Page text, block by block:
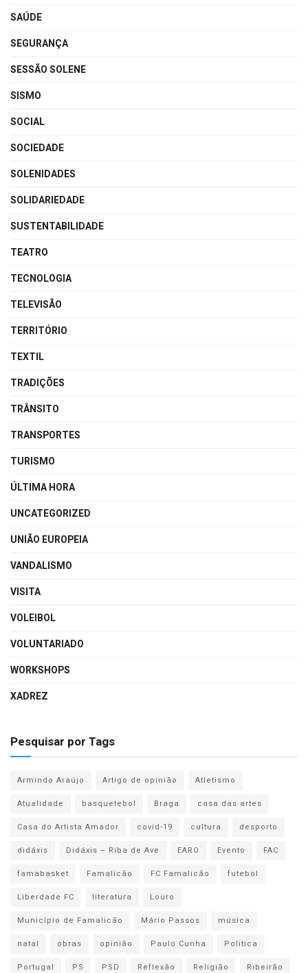
SAÚDE
SEGURANÇA
SESSÃO SOLENE
SISMO
SOCIAL
SOCIEDADE
SOLENIDADES
SOLIDARIEDADE
SUSTENTABILIDADE
TEATRO
TECNOLOGIA
TELEVISÃO
TERRITÓRIO
TEXTIL
TRADIÇÕES
TRÂNSITO
TRANSPORTES
TURISMO
ÚLTIMA HORA
UNCATEGORIZED
UNIÃO EUROPEIA
VANDALISMO
VISITA
VOLEIBOL
VOLUNTARIADO
WORKSHOPS
XADREZ
Pesquisar por Tags
Armindo Araújo Artigo de opinião
Atletismo
Atualidade
basquetebol Braga
casa das artes
Casa do Artista Amador
covid-19 cultura
desporto
didáxis
Didáxis – Riba de Ave EARO Evento
FAC
famabasket
Famalicão FC Famalicão
futebol
Liberdade FC
literatura
Louro
Município de Famalicão
Mário Passos
música
natal
obras opinião Paulo Cunha
Politica
Portugal
PS PSD Reflexão Religião
Ribeirão